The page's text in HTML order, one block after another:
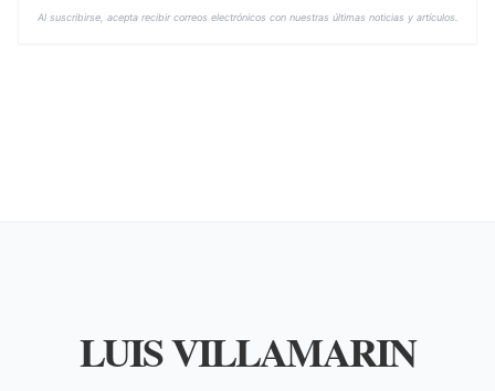
Al suscribirse, acepta recibir correos electrónicos con nuestras últimas noticias y artículos.
LUIS VILLAMARIN